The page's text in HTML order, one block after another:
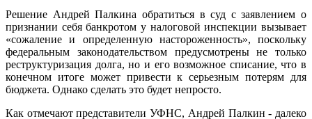
Решение Андрей Палкина обратиться в суд с заявлением о
признании себя банкротом у налоговой инспекции вызывает
«сожаление и определенную настороженность», поскольку
федеральным законодательством предусмотрены не только
реструктуризация долга, но и его возможное списание, что в
конечном итоге может привести к серьезным потерям для
бюджета. Однако сделать это будет непросто.
Как отмечают представители УФНС, Андрей Палкин - далеко